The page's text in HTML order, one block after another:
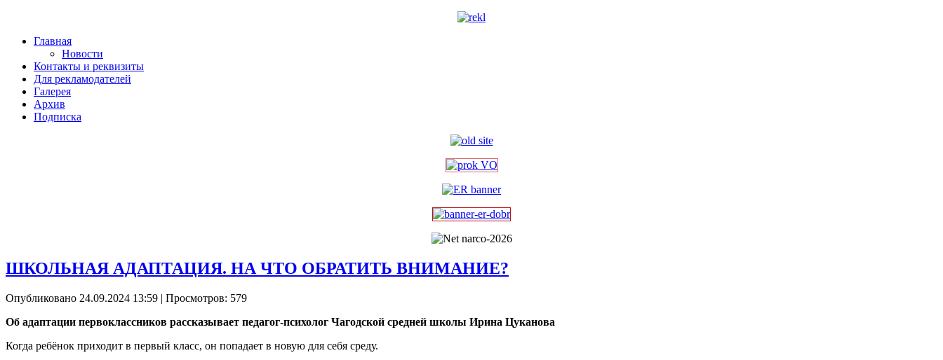
Главная
Новости
Контакты и реквизиты
Для рекламодателей
Галерея
Архив
Подписка
ШКОЛЬНАЯ АДАПТАЦИЯ. НА ЧТО ОБРАТИТЬ ВНИМАНИЕ?
Опубликовано 24.09.2024 13:59 | Просмотров: 579
Об адаптации первоклассников рассказывает педагог-психолог Чагодской средней школы Ирина Цуканова
Когда ребёнок приходит в первый класс, он попадает в новую для себя среду.